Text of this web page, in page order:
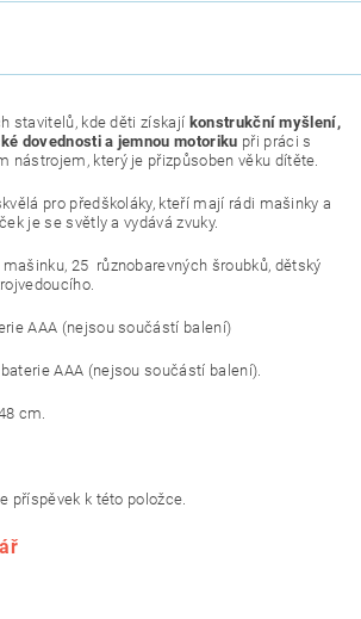
stavitelů, kde děti získají konstrukční myšlení,
dovednosti a jemnou motoriku při práci s
nástrojem, který je přizpůsoben věku dítěte.
pro předškoláky, kteří mají rádi mašinky a
je se světly a vydává zvuky.
mašinku, 25 různobarevných šroubků, dětský
AAA (nejsou součástí balení)
AAA (nejsou součástí balení).
cm.
příspěvek k této položce.